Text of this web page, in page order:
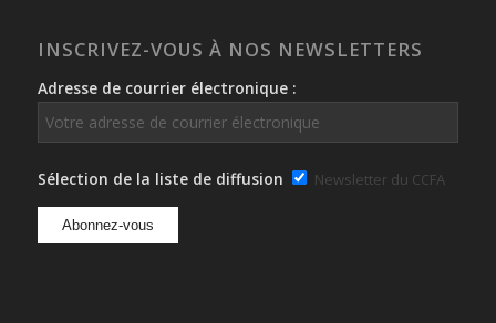
INSCRIVEZ-VOUS À NOS NEWSLETTERS
Adresse de courrier électronique :
Sélection de la liste de diffusion Newsletter du CCFA